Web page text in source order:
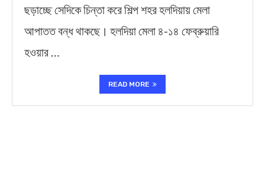
ছড়াচ্ছে সেদিকে চিন্তা করে শিল্প শহর হলদিয়ায় মেলা
আপাতত বন্ধ থাকছে। হলদিয়া মেলা ৪-১৪ ফেব্রুয়ারি
হওয়ার …
READ MORE